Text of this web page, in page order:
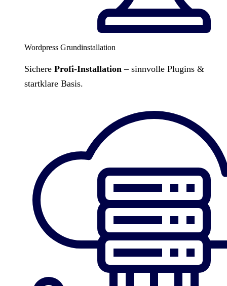
Wordpress Grundinstallation
Sichere Profi-Installation – sinnvolle Plugins &
startklare Basis.